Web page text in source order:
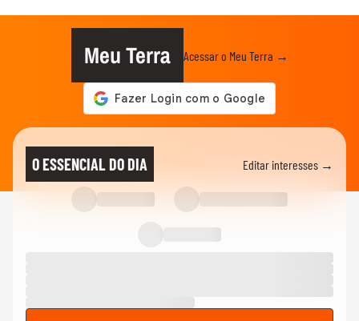
Meu Terra Acessar o Meu Terra →
O ESSENCIAL DO DIA Editar interesses →